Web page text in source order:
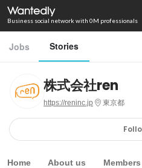
Business social network with 0M professionals
Jobs Stories
株式会社ren
https://reninc.jp 東京都
Home About us Members